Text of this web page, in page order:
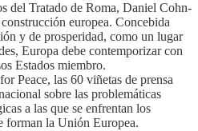
del Tratado de Roma, Daniel Cohn-
europea. Concebida
y de prosperidad, como un lugar
Europa debe contemporizar con
Estados miembro.
Peace, las 60 viñetas de prensa
sobre las problemáticas
a las que se enfrentan los
forman la Unión Europea.